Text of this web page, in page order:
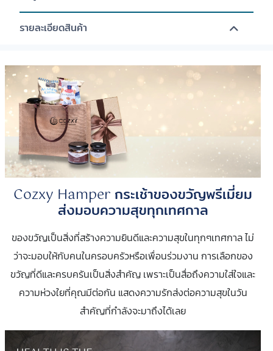
รายละเอียดสินค้า
Cozxy Hamper กระเช้าของขวัญพรีเมี่ยม
ส่งมอบความสุขทุกเทศกาล
ของขวัญเป็นสิ่งที่สร้างความยินดีและความสุขในทุกๆเทศกาล ไม่
ว่าจะมอบให้กับคนในครอบครัวหรือเพื่อนร่วมงาน การเลือกของ
ขวัญที่ดีและครบครันเป็นสิ่งสำคัญ เพราะเป็นสื่อถึงความใส่ใจและ
ความห่วงใยที่คุณมีต่อกัน แสดงความรักส่งต่อความสุขในวัน
สำคัญที่กำลังจะมาถึงได้เลย